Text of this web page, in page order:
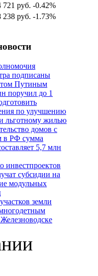
721 руб. -0.42%
238 руб. -1.73%
подписаны
Путиным
поручил до 1
по улучшению
льготному жилью
домов с
в РФ сумма
5,7 млн
инвестпроектов
субсидии на
модульных
земли